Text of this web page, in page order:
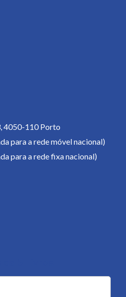
4050-110 Porto
para a rede móvel nacional)
para a rede fixa nacional)